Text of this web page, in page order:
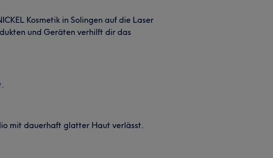
Kosmetik in Solingen auf die Laser
und Geräten verhilft dir das
mit dauerhaft glatter Haut verlässt.